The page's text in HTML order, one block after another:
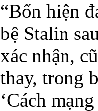
“Bốn hiện
bệ Stalin
xác nhận,
thay, trong
‘Cách